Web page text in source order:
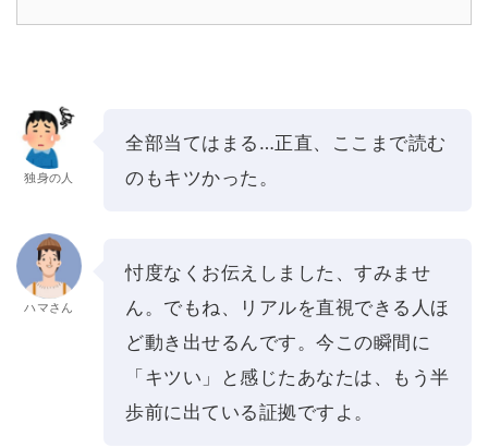
独身の人
全部当てはまる…正直、ここまで読む
のもキツかった。
ハマさん
忖度なくお伝えしました、すみませ
ん。でもね、リアルを直視できる人ほ
ど動き出せるんです。今この瞬間に
「キツい」と感じたあなたは、もう半
歩前に出ている証拠ですよ。